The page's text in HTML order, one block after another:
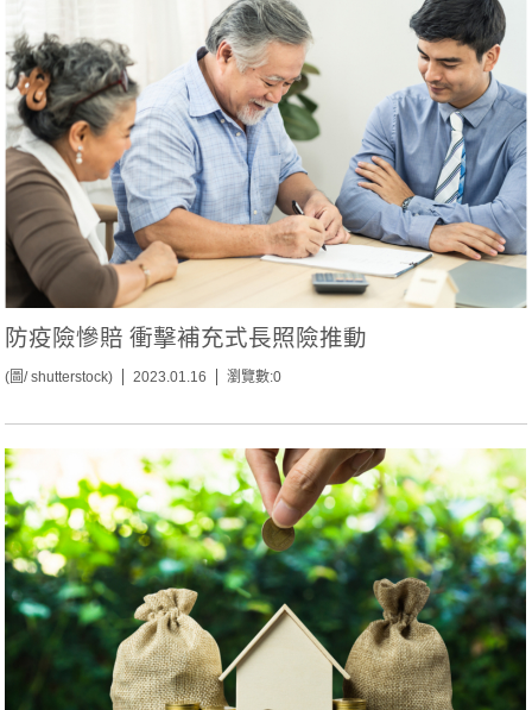
防疫險慘賠 衝擊補充式長照險推動
(圖/ shutterstock) 2023.01.16 瀏覽數:0